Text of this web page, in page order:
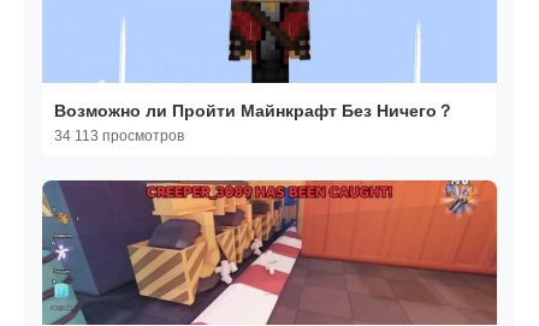
Возможно ли Пройти Майнкрафт Без Ничего？
34 113 просмотров